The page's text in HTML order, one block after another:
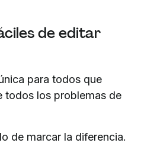
de editar
para todos que
todos los problemas de
de marcar la diferencia.